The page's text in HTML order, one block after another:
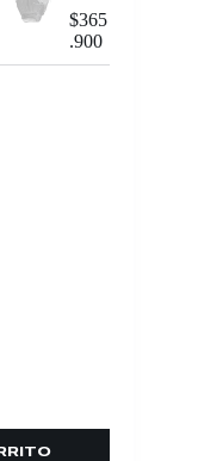
$365
.900